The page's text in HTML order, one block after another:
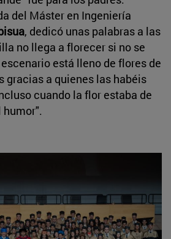
del Máster en Ingeniería
, dedicó unas palabras a las
no llega a florecer si no se
está lleno de flores de
gracias a quienes las habéis
cuando la flor estaba de
humor".